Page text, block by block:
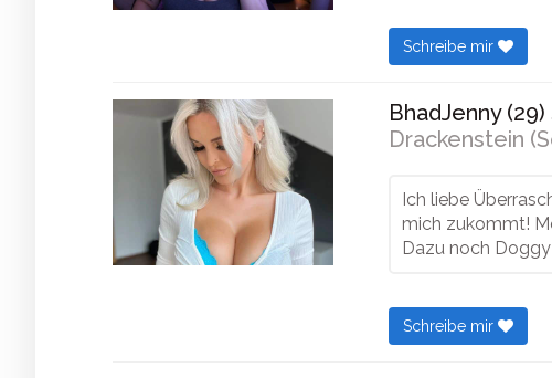
Schreibe mir
BhadJenny (29)
Drackenstein
Ich liebe
mich zukommt!
Dazu noch
Schreibe mir